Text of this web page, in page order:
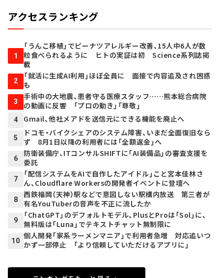
アクセスランキング
1
「うんこ移植」でピーナツアレルギー改善、15人中6人が数
粒食べられるように ヒトの実証は初 Science系列誌掲
載
2
「就活に生成AI利用」ほぼ全員に 面接で内容追及され困惑
も
3
手術中の大地震、患者守る医療スタッフ……熊本総合病院
の動画に反響 「プロの動き」「尊敬」
4 Gmail、他社メアドを送信元にできる機能を廃止へ
5
ドコモ・バイクシェアのシステム障害、いまだ全面復旧なら
ず 8月1日以降の利用者には「全額返金」へ
6
防衛装備庁、ITコンサルSHIFTに「AI装備品」の審査支援を
委託
7
「配信システムをAIで自作したアイドル」こと宮本佳林さ
ん、Cloudflare Workersの開発者イベントに登壇へ
8
西鉄福岡（天神）駅などで意図しない駅構内放送 第三者が
有名YouTuberの音声を不正に流したか
9
「ChatGPT」のデフォルトモデル、PlusとProは「Sol」に、
無料版は「Luna」でテキストチャット無制限に
10
個人開発「家系ラーメンマニア」で利用者急増 対応追いつ
かず一部停止 「より信頼していただけるアプリに」